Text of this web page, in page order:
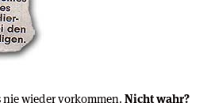
wieder vorkommen. Nicht wahr?